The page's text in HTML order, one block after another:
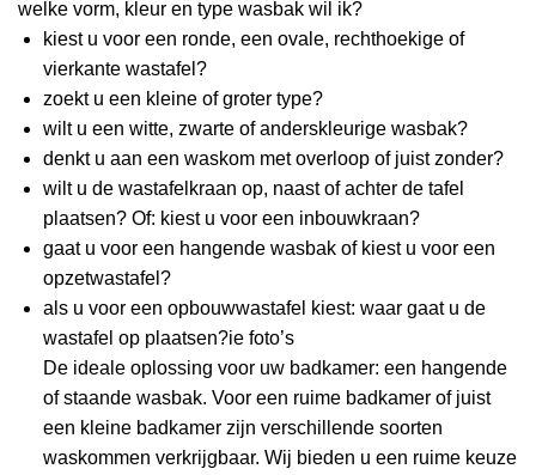
welke vorm, kleur en type wasbak wil ik?
kiest u voor een ronde, een ovale, rechthoekige of
vierkante wastafel?
zoekt u een kleine of groter type?
wilt u een witte, zwarte of anderskleurige wasbak?
denkt u aan een waskom met overloop of juist zonder?
wilt u de wastafelkraan op, naast of achter de tafel
plaatsen? Of: kiest u voor een inbouwkraan?
gaat u voor een hangende wasbak of kiest u voor een
opzetwastafel?
als u voor een opbouwwastafel kiest: waar gaat u de
wastafel op plaatsen?ie foto’s
De ideale oplossing voor uw badkamer: een hangende
of staande wasbak. Voor een ruime badkamer of juist
een kleine badkamer zijn verschillende soorten
waskommen verkrijgbaar. Wij bieden u een ruime keuze